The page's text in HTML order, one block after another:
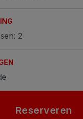
2
Reserveren